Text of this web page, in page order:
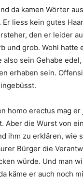
da kamen Wörter
liess kein gutes
den er leider
und grob. Wohl hatte
sein Gehabe
erhaben sein.
homo erectus mag
die Wurst von
ihm zu erklären, wie
Bürger die
würde. Und man
käme er auch noch